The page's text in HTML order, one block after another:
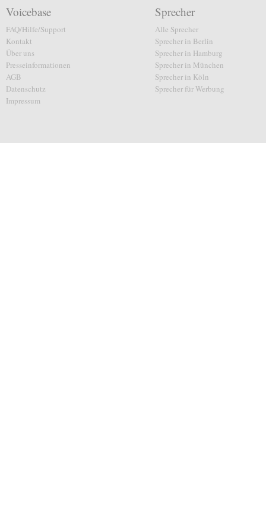
Voicebase
FAQ/Hilfe/Support
Kontakt
Über uns
Presseinformationen
AGB
Datenschutz
Impressum
Sprecher
Alle Sprecher
Sprecher in Berlin
Sprecher in Hamburg
Sprecher in München
Sprecher in Köln
Sprecher für Werbung